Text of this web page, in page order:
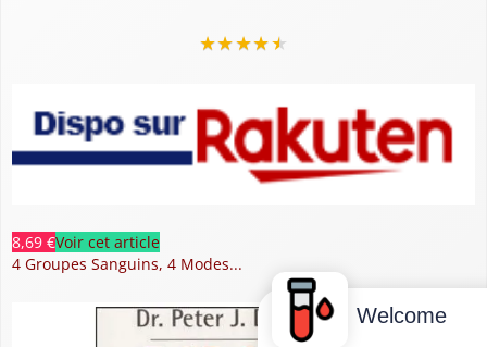
★★★★★
8,69 €Voir cet article
4 Groupes Sanguins, 4 Modes...
Welcome